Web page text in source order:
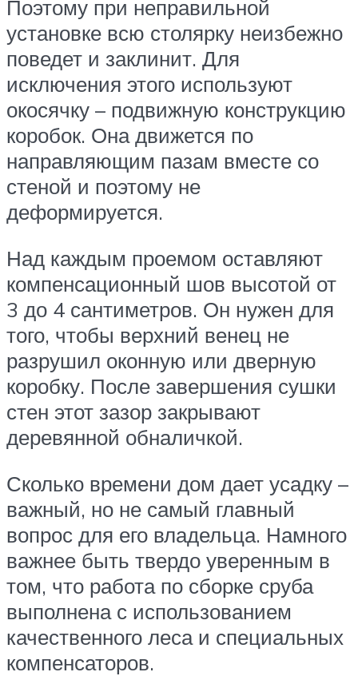
Поэтому при неправильной
установке всю столярку неизбежно
поведет и заклинит. Для
исключения этого используют
окосячку – подвижную конструкцию
коробок. Она движется по
направляющим пазам вместе со
стеной и поэтому не
деформируется.
Над каждым проемом оставляют
компенсационный шов высотой от
3 до 4 сантиметров. Он нужен для
того, чтобы верхний венец не
разрушил оконную или дверную
коробку. После завершения сушки
стен этот зазор закрывают
деревянной обналичкой.
Сколько времени дом дает усадку –
важный, но не самый главный
вопрос для его владельца. Намного
важнее быть твердо уверенным в
том, что работа по сборке сруба
выполнена с использованием
качественного леса и специальных
компенсаторов.